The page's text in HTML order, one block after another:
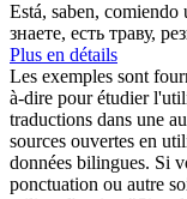
Está, saben, comiendo
знаете, есть траву,
Plus en détails
Les exemples sont
à-dire pour étudier
traductions dans une
sources ouvertes en
données bilingues. Si
ponctuation ou autre